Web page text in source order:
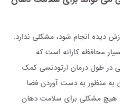
دیده انجام شود، مشکلی ندارد.
محافظه کارانه است که
در طول درمان ارتودنسی کمک
به منظور به دست آوردن فضا
هیچ مشکلی برای سلامت دهان